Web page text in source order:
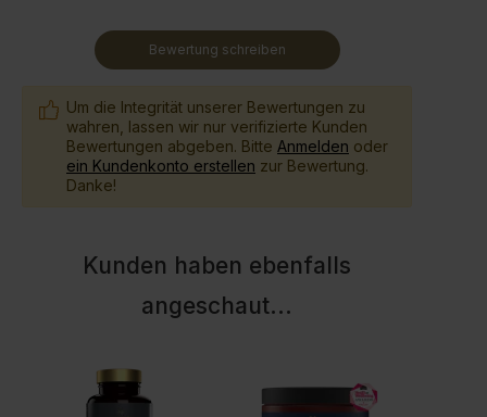
Bewertung schreiben
Um die Integrität unserer Bewertungen zu
wahren, lassen wir nur verifizierte Kunden
Bewertungen abgeben. Bitte Anmelden oder
ein Kundenkonto erstellen zur Bewertung.
Danke!
Kunden haben ebenfalls
angeschaut...